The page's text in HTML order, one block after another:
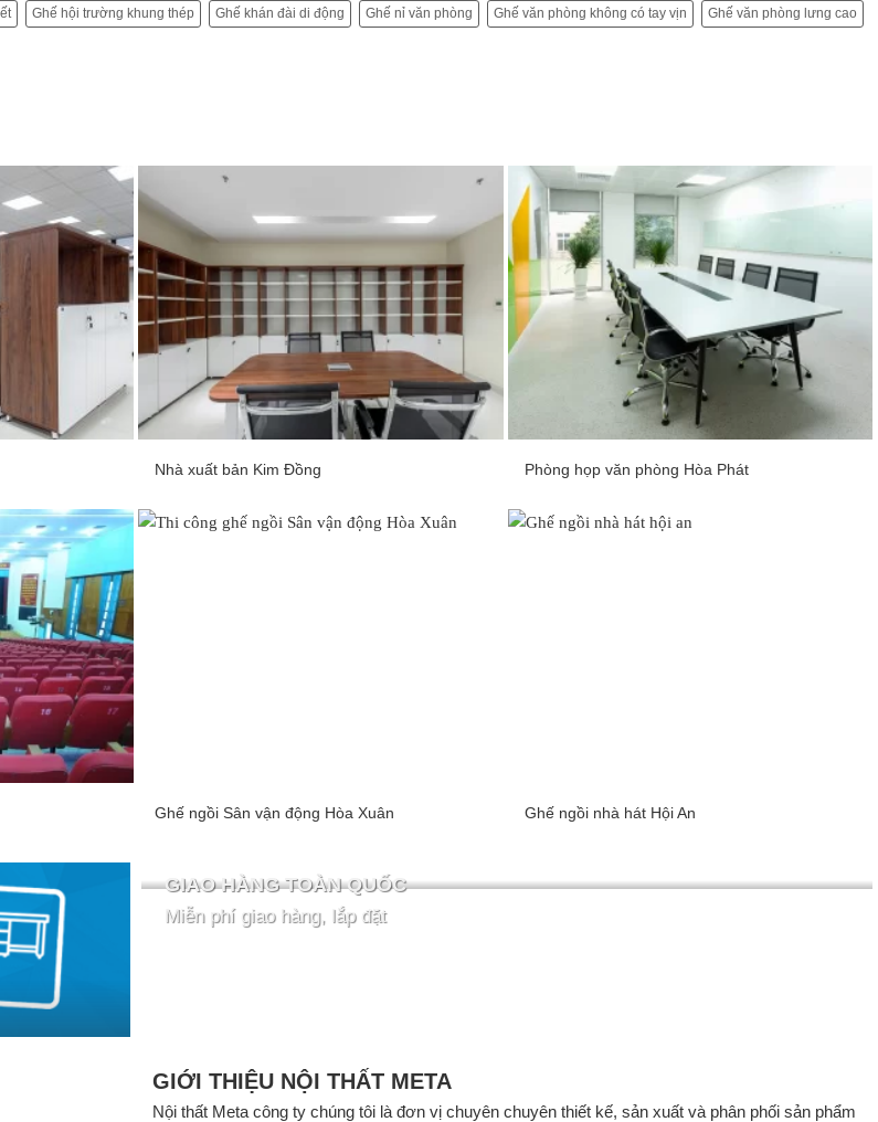
Ghế hội trường khung thép Ghế khán đài di động Ghế nỉ văn phòng Ghế văn phòng không có tay vịn Ghế văn phòng lưng cao
Nhà xuất bản Kim Đồng Phòng họp văn phòng Hòa Phát
Ghế ngồi Sân vận động Hòa Xuân Ghế ngồi nhà hát Hội An
GIAO HÀNG TOÀN QUỐC
Miễn phí giao hàng, lắp đặt
GIỚI THIỆU NỘI THẤT META
Nội thất Meta công ty chúng tôi là đơn vị chuyên chuyên thiết kế, sản xuất và phân phối sản phẩm